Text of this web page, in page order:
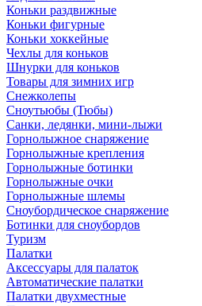
Коньки раздвижные
Коньки фигурные
Коньки хоккейные
Чехлы для коньков
Шнурки для коньков
Товары для зимних игр
Снежколепы
Сноутьюбы (Тюбы)
Санки, ледянки, мини-лыжи
Горнолыжное снаряжение
Горнолыжные крепления
Горнолыжные ботинки
Горнолыжные очки
Горнолыжные шлемы
Сноубордическое снаряжение
Ботинки для сноубордов
Туризм
Палатки
Аксессуары для палаток
Автоматические палатки
Палатки двухместные